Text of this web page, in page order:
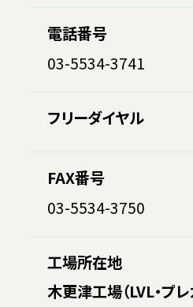
電話番号
03-5534-3741
フリーダイヤル
FAX番号
03-5534-3750
工場所在地
木更津工場（LVL・プレ